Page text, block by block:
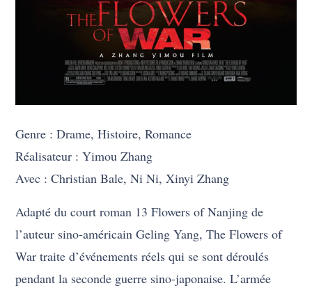
Genre : Drame, Histoire, Romance
Réalisateur : Yimou Zhang
Avec : Christian Bale, Ni Ni, Xinyi Zhang
Adapté du court roman 13 Flowers of Nanjing de
l’auteur sino-américain Geling Yang, The Flowers of
War traite d’événements réels qui se sont déroulés
pendant la seconde guerre sino-japonaise. L’armée